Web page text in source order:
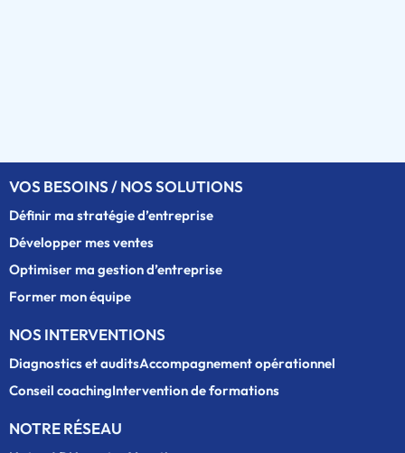
VOS BESOINS / NOS SOLUTIONS
Définir ma stratégie d’entreprise
Développer mes ventes
Optimiser ma gestion d’entreprise
Former mon équipe
NOS INTERVENTIONS
Diagnostics et auditsAccompagnement opérationnel
Conseil coachingIntervention de formations
NOTRE RÉSEAU